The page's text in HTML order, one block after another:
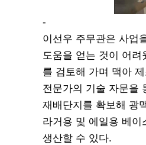
-
이선우 주무관은 사업
도움을 얻는 것이 어
를 검토해 가며 맥아
전문가의 기술 자문을
재배단지를 확보해 광
라거용 및 에일용 베
생산할 수 있다.